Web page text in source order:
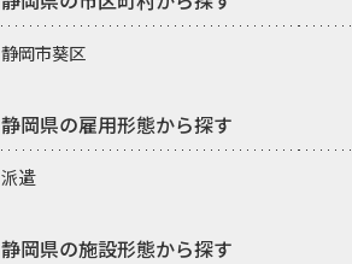
静岡市葵区
静岡県の雇用形態から探す
派遣
静岡県の施設形態から探す